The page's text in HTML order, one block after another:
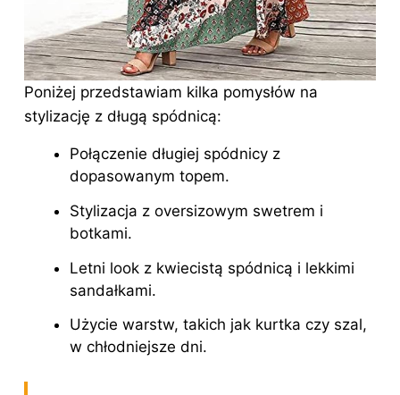
Poniżej przedstawiam kilka pomysłów na
stylizację z długą spódnicą:
Połączenie długiej spódnicy z
dopasowanym topem.
Stylizacja z oversizowym swetrem i
botkami.
Letni look z kwiecistą spódnicą i lekkimi
sandałkami.
Użycie warstw, takich jak kurtka czy szal,
w chłodniejsze dni.